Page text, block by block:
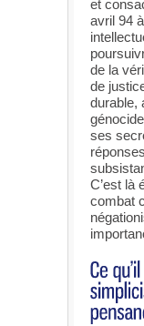
et
avril 94
de la
de
durable,
ses
C’est là
combat